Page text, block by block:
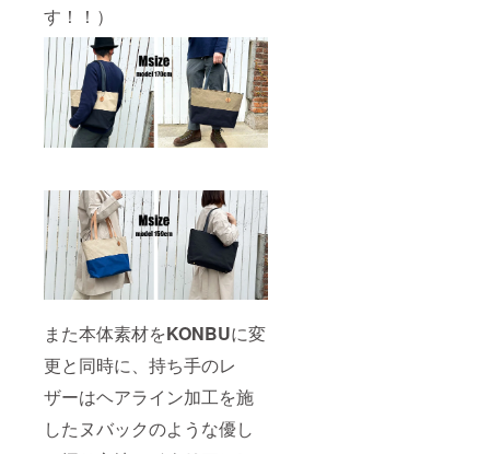
す！！）
また本体素材をKONBUに変
更と同時に、持ち手のレ
ザーはヘアライン加工を施
したヌバックのような優し